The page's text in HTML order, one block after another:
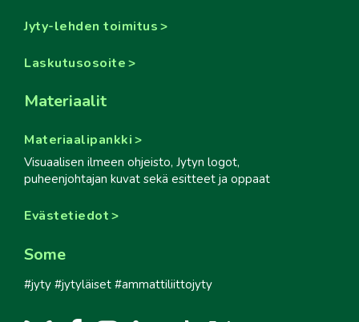
Jyty-lehden toimitus
Laskutusosoite
Materiaalit
Materiaalipankki
Visuaalisen ilmeen ohjeisto, Jytyn logot,
puheenjohtajan kuvat sekä esitteet ja oppaat
Evästetiedot
Some
#jyty #jytyläiset #ammattiliittojyty